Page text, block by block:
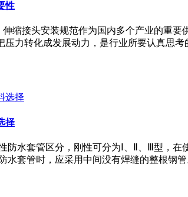
性
接头安装规范作为国内多个产业的重要
力转化成发展动力，是行业所要认真思
择
水套管区分，刚性可分为Ⅰ、Ⅱ、Ⅲ型，
水套管时，应采用中间没有焊缝的整根钢